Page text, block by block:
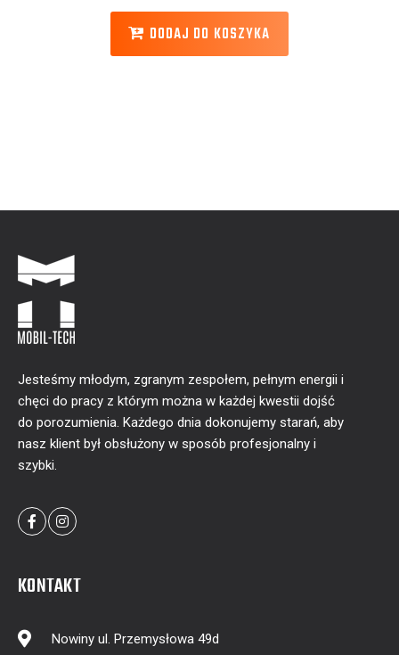
DODAJ DO KOSZYKA
Jesteśmy młodym, zgranym zespołem, pełnym energii i
chęci do pracy z którym można w każdej kwestii dojść
do porozumienia. Każdego dnia dokonujemy starań, aby
nasz klient był obsłużony w sposób profesjonalny i
szybki.
KONTAKT
Nowiny ul. Przemysłowa 49d